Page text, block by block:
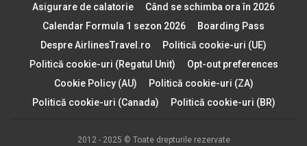
Asigurare de calatorie
Când se schimba ora în 2026
Calendar Formula 1 sezon 2026
Boarding Pass
Despre AirlinesTravel.ro
Politică cookie-uri (UE)
Politică cookie-uri (Regatul Unit)
Opt-out preferences
Cookie Policy (AU)
Politică cookie-uri (ZA)
Politică cookie-uri (Canada)
Politică cookie-uri (BR)
2012 - 2025 © Toate drepturile rezervate